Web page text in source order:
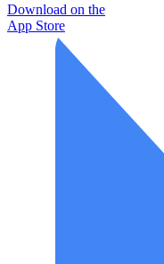
Download on the
App Store